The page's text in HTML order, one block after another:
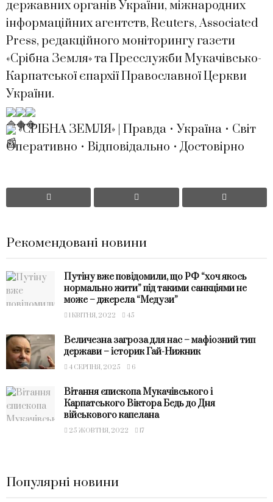
державних органів України, міжнародних
інформаційних агентств, Reuters, Associated
Press, редакційного моніторингу газети
«Срібна Земля» та Пресслужби Мукачівсько-
Карпатської єпархії Православної Церкви
України.
«СРІБНА ЗЕМЛЯ» | Правда • Україна • Світ
Оперативно • Відповідально • Достовірно
Рекомендовані новини
Путіну вже повідомили, що РФ “хоч якось
нормально жити” під такими санкціями не
може – джерела “Медузи”
1 КВІТНЯ, 2022 45
Величезна загроза для нас – мафіозний тип
держави – історик Гай-Нижник
4 СЕРПНЯ, 2025 6
Вітання єпископа Мукачівського і
Карпатського Віктора Бедь до Дня
військового капелана
25 ЖОВТНЯ, 2022 17
Популярні новини